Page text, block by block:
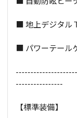
■ 地上デジタル
■ パワーテール
----------------
【標準装備】